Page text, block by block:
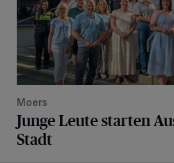
Moers
Junge Leute starten
Stadt